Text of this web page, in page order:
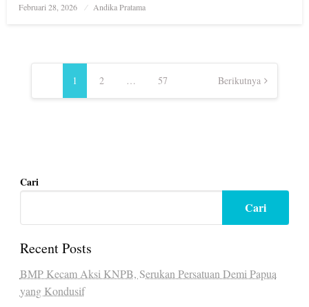
Posted
Februari 28, 2026 Andika Pratama
Navigasi
1 2 … 57 Berikutnya
Cari
Cari
Recent Posts
BMP Kecam Aksi KNPB, Serukan Persatuan Demi Papua
yang Kondusif